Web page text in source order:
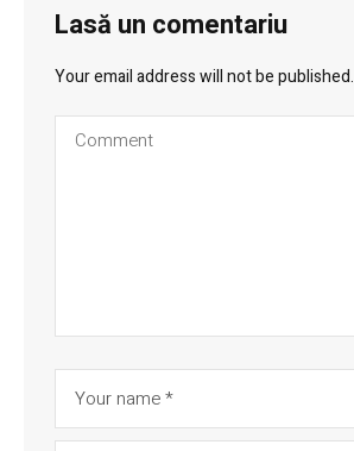
Lasă un comentariu
Your email address will not be published.